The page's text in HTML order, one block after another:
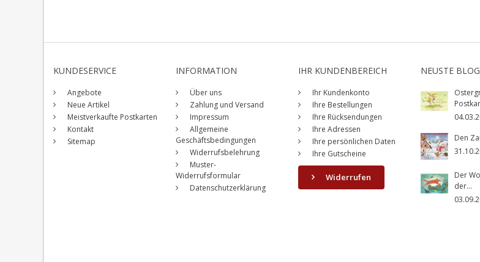
KUNDESERVICE
Angebote
Neue Artikel
Meistverkaufte Postkarten
Kontakt
Sitemap
INFORMATION
Über uns
Zahlung und Versand
Impressum
Allgemeine
Geschäftsbedingungen
Widerrufsbelehrung
Muster-
Widerrufsformular
Datenschutzerklärung
IHR KUNDENBEREICH
Ihr Kundenkonto
Ihre Bestellungen
Ihre Rücksendungen
Ihre Adressen
Ihre persönlichen Daten
Ihre Gutscheine
Widerrufen
NEUSTE
Den
Der
der...